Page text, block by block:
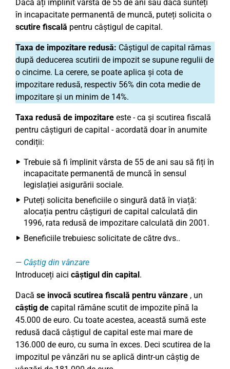
Dacă ați împlinit vârsta de 55 de ani sau dacă sunteți
în incapacitate permanentă de muncă, puteți solicita o
scutire fiscală pentru câștigul de capital.
Taxa de impozitare redusă: Câștigul de capital rămas
după deducerea scutirii de impozit se supune regulii de
o cincime. La cerere, se poate aplica și cota de
impozitare redusă, respectiv 56% din cota medie de
impozitare și un minim de 14%.
Taxa redusă de impozitare este - ca și scutirea fiscală
pentru câștiguri de capital - acordată doar în anumite
condiții:
Trebuie să fi împlinit vârsta de 55 de ani sau să fiți în
incapacitate permanentă de muncă în sensul
legislației asigurării sociale.
Puteți solicita beneficiile o singură dată în viață:
alocația pentru câștiguri de capital calculată din
1996, rata redusă de impozitare calculată din 2001.
Beneficiile trebuiesc solicitate de către dvs..
Câștig din vânzare
Introduceți aici câștigul din capital.
Dacă se invocă scutirea fiscală pentru vânzare , un
câștig de capital rămâne scutit de impozite pînă la
45.000 de euro. Cu toate acestea, această sumă este
redusă dacă câștigul de capital este mai mare de
136.000 de euro, cu suma în exces. Deci scutirea de la
impozitul pe vânzări nu se aplică dintr-un câștig de